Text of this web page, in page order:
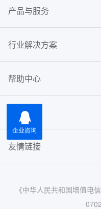
产品与服务
行业解决方案
帮助中心
关于我们
友情链接
《中华人民共和国增值电